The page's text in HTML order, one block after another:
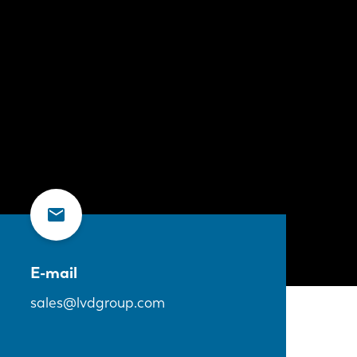
E-mail
sales@lvdgroup.com